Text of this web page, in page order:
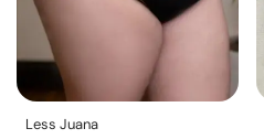
Less Juana